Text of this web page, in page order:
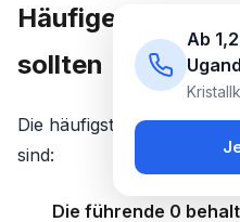
Häufige Fehler,
sollten
Die häufigsten Fehler
sind:
Die führende 0
Ab